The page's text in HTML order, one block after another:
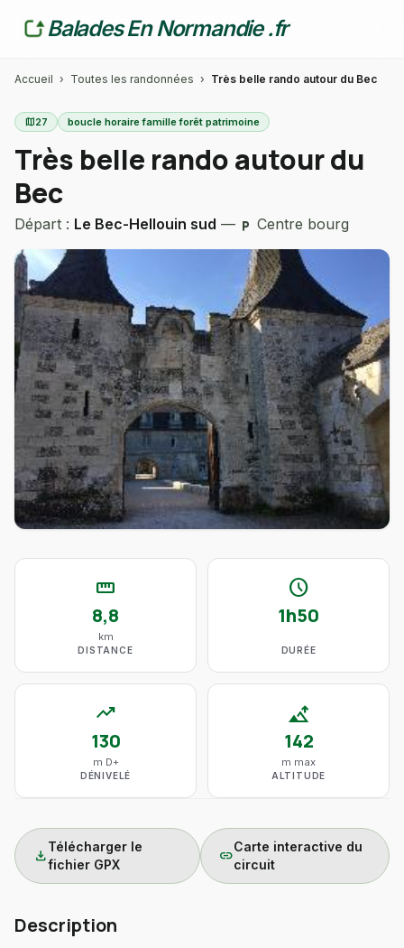
Balades En Normandie .fr
Accueil › Toutes les randonnées › Très belle rando autour du Bec
map27 boucle horaire famille forêt patrimoine
Très belle rando autour du
Bec
Départ : Le Bec-Hellouin sud — local_parking Centre bourg
straighten
8,8
km
DISTANCE
schedule
1h50
DURÉE
trending_up
130
m D+
DÉNIVELÉ
altitude
142
m max
ALTITUDE
download
Télécharger le
fichier GPX
link
Carte interactive du
circuit
Description